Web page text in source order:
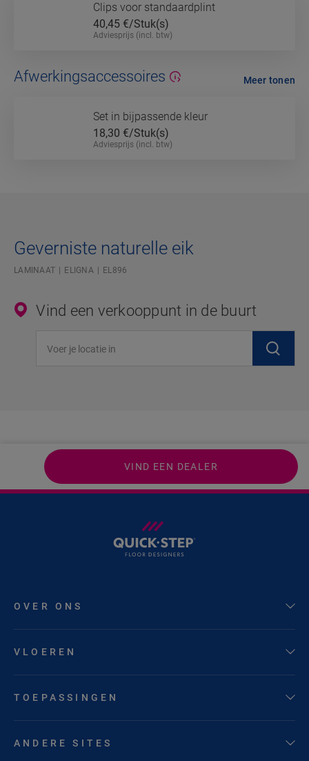
Clips voor standaardplint
40,45 €/Stuk(s)
Adviesprijs (incl. btw)
Afwerkingsaccessoires
Set in bijpassende kleur
18,30 €/Stuk(s)
Adviesprijs (incl. btw)
Meer tonen
Geverniste naturelle eik
LAMINAAT ELIGNA EL896
Vind een verkooppunt in de buurt
VIND EEN DEALER
OVER ONS
VLOEREN
TOEPASSINGEN
ANDERE SITES